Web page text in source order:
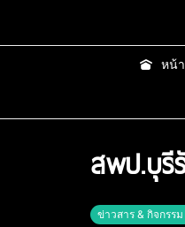
หน้
สพป.บุรี
ข่าวสาร & กิจกรร